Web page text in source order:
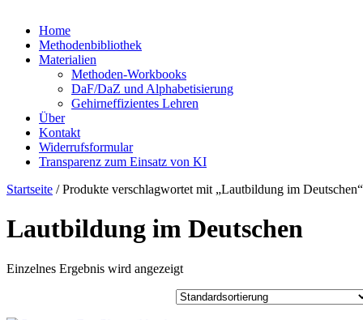
Home
Methodenbibliothek
Materialien
Methoden-Workbooks
DaF/DaZ und Alphabetisierung
Gehirneffizientes Lehren
Über
Kontakt
Widerrufsformular
Transparenz zum Einsatz von KI
Startseite / Produkte verschlagwortet mit „Lautbildung im Deutschen“
Lautbildung im Deutschen
Einzelnes Ergebnis wird angezeigt